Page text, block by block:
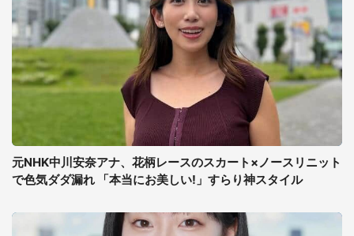
元NHK中川安奈アナ、花柄レースのスカート×ノースリニット
で色気ダダ漏れ 「本当にお美しい!」すらり神スタイル